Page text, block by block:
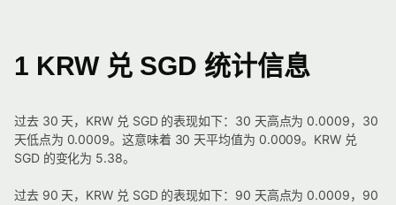
1 KRW 兑 SGD 统计信息
过去 30 天，KRW 兑 SGD 的表现如下：30 天高点为 0.0009，30
天低点为 0.0009。这意味着 30 天平均值为 0.0009。KRW 兑
SGD 的变化为 5.38。
过去 90 天，KRW 兑 SGD 的表现如下：90 天高点为 0.0009，90